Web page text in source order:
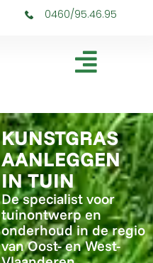
0460/95.46.95
KUNSTGRAS
AANLEGGEN
IN TUIN
De specialist voor
tuinontwerp en
onderhoud in de regio
van Oost- en West-